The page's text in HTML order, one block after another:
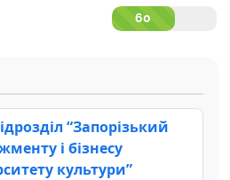
60
“Запорізький
і бізнесу
культури”